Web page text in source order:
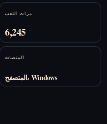
مرات اللعب
6,245
المنصات
المتصفح، Windows